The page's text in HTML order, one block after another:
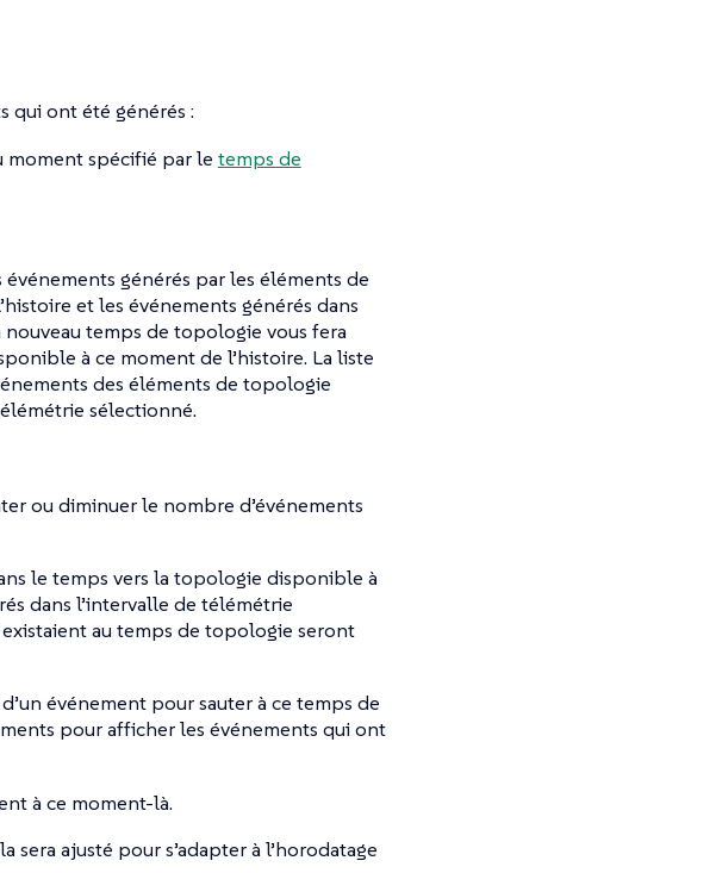
qui ont été générés :
moment spécifié par le temps de
générés par les éléments de
et les événements générés dans
temps de topologie vous fera
à ce moment de l’histoire. La liste
des éléments de topologie
sélectionné.
ou diminuer le nombre d’événements
le temps vers la topologie disponible à
dans l’intervalle de télémétrie
au temps de topologie seront
d’un événement pour sauter à ce temps de
pour afficher les événements qui ont
à ce moment-là.
ajusté pour s’adapter à l’horodatage